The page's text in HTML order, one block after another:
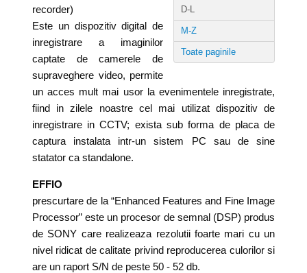
D-L
M-Z
Toate paginile
recorder)
Este un dispozitiv digital de
inregistrare a imaginilor
captate de camerele de
supraveghere video, permite
un acces mult mai usor la evenimentele inregistrate,
fiind in zilele noastre cel mai utilizat dispozitiv de
inregistrare in CCTV; exista sub forma de placa de
captura instalata intr-un sistem PC sau de sine
statator ca standalone.
EFFIO
prescurtare de la “Enhanced Features and Fine Image
Processor” este un procesor de semnal (DSP) produs
de SONY care realizeaza rezolutii foarte mari cu un
nivel ridicat de calitate privind reproducerea culorilor si
are un raport S/N de peste 50 - 52 db.